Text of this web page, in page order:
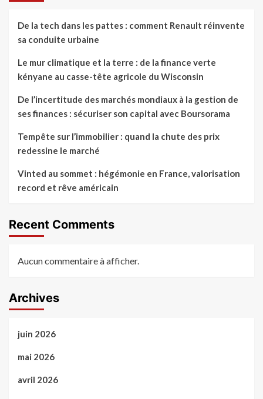
kényane
au
tête
agricole
du
De la tech dans les pattes : comment Renault réinvente
sa conduite urbaine
Le mur climatique et la terre : de la finance verte
kényane au casse-tête agricole du Wisconsin
De l’incertitude des marchés mondiaux à la gestion de
ses finances : sécuriser son capital avec Boursorama
Tempête sur l’immobilier : quand la chute des prix
redessine le marché
Vinted au sommet : hégémonie en France, valorisation
record et rêve américain
Recent Comments
Aucun commentaire à afficher.
Archives
juin 2026
mai 2026
avril 2026